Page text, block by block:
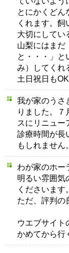
とにかくどん
くれます。
大切にしてい
山梨にはまだ
と・・・」と
み）してくれ
土日祝日も
我が家のうさ
りました。７
スにリニュー
診療時間が長
もしれません
わが家のホー
明るい雰囲気
くださいます。
ただ、評判の
ウエブサイト
かめてから行